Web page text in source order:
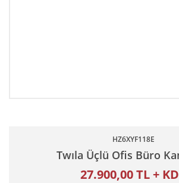
HZ6XYF118E
Twıla Üçlü Ofis Büro
27.900,00 TL +